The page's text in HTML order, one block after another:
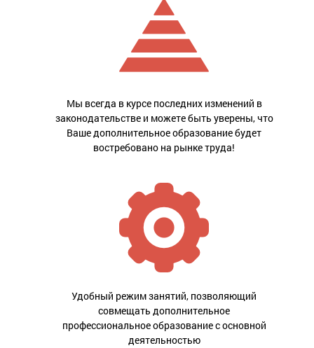
Мы всегда в курсе последних изменений в
законодательстве и можете быть уверены, что
Ваше дополнительное образование будет
востребовано на рынке труда!
Удобный режим занятий, позволяющий
совмещать дополнительное
профессиональное образование с основной
деятельностью